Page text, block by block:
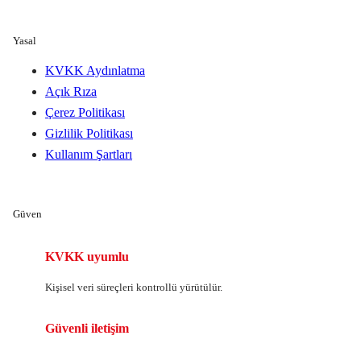
Yasal
KVKK Aydınlatma
Açık Rıza
Çerez Politikası
Gizlilik Politikası
Kullanım Şartları
Güven
KVKK uyumlu
Kişisel veri süreçleri kontrollü yürütülür.
Güvenli iletişim